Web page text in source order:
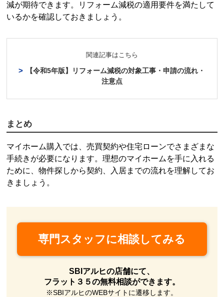
減が期待できます。
リフォーム減税の適用要件を満たして
いるかを確認しておきましょう。
関連記事はこちら
【令和5年版】 リフォーム減税の対象工事・申請の流れ・
注意点
まとめ
マイホーム購入では、売買契約や住宅ローンでさまざまな
手続きが必要になります。理想のマイホームを手に入れる
ために、物件探しから契約、入居までの流れを理解してお
きましょう。
専門スタッフに相談してみる
SBIアルヒの店舗にて、
フラット３５の無料相談ができます。
※SBIアルヒのWEBサイトに遷移します。